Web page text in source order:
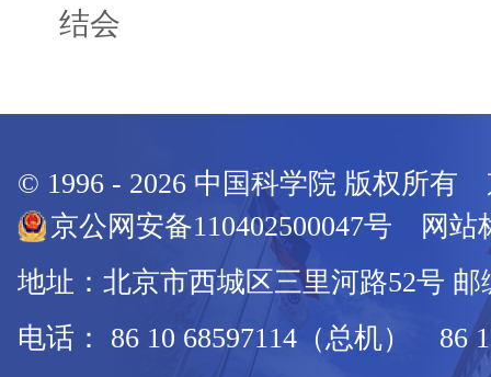
结会
© 1996 - 2026 中国科学院 版权所有
京公网安备110402500047号 网站
地址：北京市西城区三里河路52号 邮
电话： 86 10 68597114（总机） 86